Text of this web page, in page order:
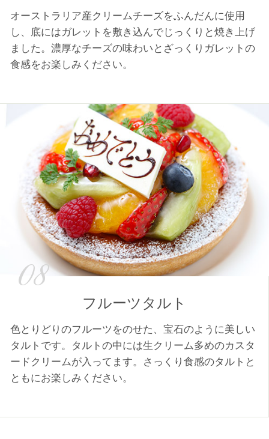
オーストラリア産クリームチーズをふんだんに使用
し、底にはガレットを敷き込んでじっくりと焼き上げ
ました。濃厚なチーズの味わいとざっくりガレットの
食感をお楽しみください。
08
フルーツタルト
色とりどりのフルーツをのせた、宝石のように美しい
タルトです。タルトの中には生クリーム多めのカスタ
ードクリームが入ってます。さっくり食感のタルトと
ともにお楽しみください。